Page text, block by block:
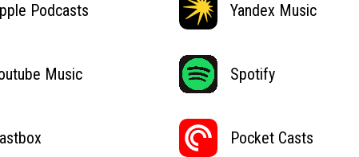
Podcasts Yandex Music
Music Spotify
Pocket Casts